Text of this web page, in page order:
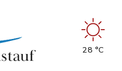
28 °C